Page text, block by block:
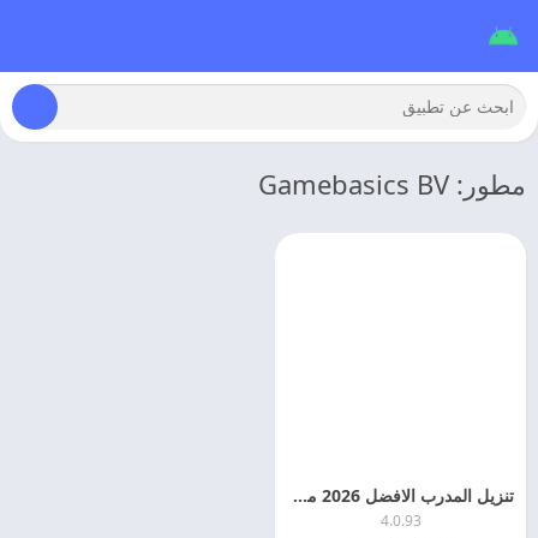
مطور: Gamebasics BV
تنزيل المدرب الافضل 2026 مهكره OSM 24 اخر اصدار مجانا
4.0.93